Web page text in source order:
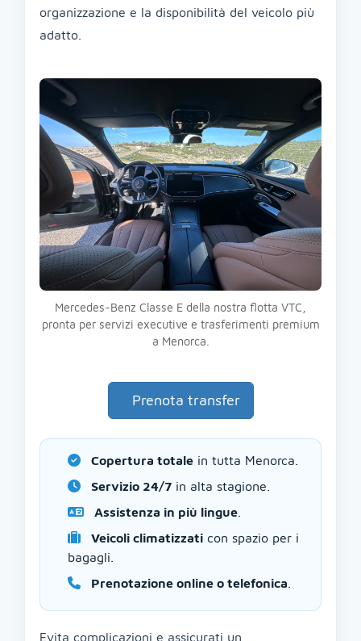
organizzazione e la disponibilità del veicolo più
adatto.
Mercedes-Benz Classe E della nostra flotta VTC,
pronta per servizi executive e trasferimenti premium
a Menorca.
Prenota transfer
Copertura totale in tutta Menorca.
Servizio 24/7 in alta stagione.
Assistenza in più lingue
Veicoli climatizzati con spazio per i
bagagli.
Prenotazione online o telefonica
Evita complicazioni e assicurati un